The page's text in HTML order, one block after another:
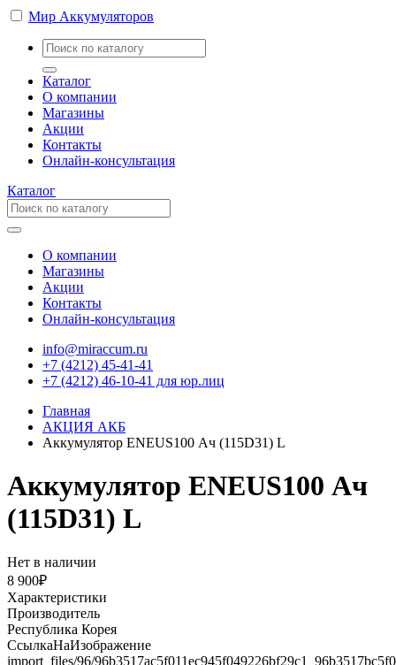
Мир Аккумуляторов
Каталог
О компании
Магазины
Акции
Контакты
Онлайн-консультация
Каталог
О компании
Магазины
Акции
Контакты
Онлайн-консультация
info@miraccum.ru
+7 (4212) 45-41-41
+7 (4212) 46-10-41 для юр.лиц
Главная
АКЦИЯ АКБ
Аккумулятор ENEUS100 Ач (115D31) L
Аккумулятор ENEUS100 Ач
(115D31) L
Нет в наличии
8 900₽
Характеристики
Производитель
Республика Корея
СсылкаНаИзображение
import_files/96/